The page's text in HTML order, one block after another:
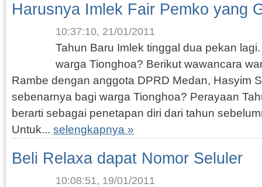
Harusnya Imlek Fair Pemko yang
10:37:10, 21/01/2011
Tahun Baru Imlek tinggal dua pekan
warga Tionghoa? Berikut wawancara
Rambe dengan anggota DPRD Medan, Hasyim
sebenarnya bagi warga Tionghoa? Perayaan
berarti sebagai penetapan diri dari tahun
Untuk... selengkapnya »
Beli Relaxa dapat Nomor Seluler
10:08:51, 19/01/2011